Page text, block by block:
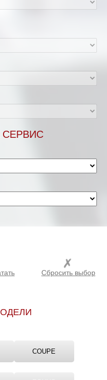
Сбросить выбор
COUPE